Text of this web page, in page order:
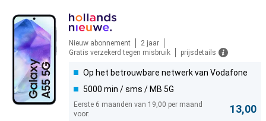
Nieuw abonnement
2 jaar
Gratis verzekerd tegen misbruik
prijsdetails
Op het betrouwbare netwerk van Vodafone
5000 min / sms / MB 5G
Eerste 6 maanden van 19,00 per maand
voor:
13,00